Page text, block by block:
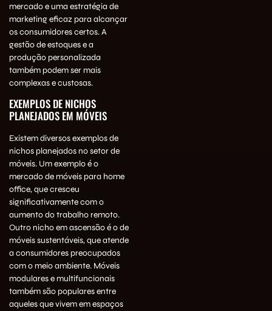
mercado e uma estratégia de
marketing eficaz para alcançar
os consumidores certos. A
gestão de estoques e a
produção personalizada
também podem ser mais
complexas e custosas.
EXEMPLOS DE NICHOS
PLANEJADOS EM MÓVEIS
Existem diversos exemplos de
nichos planejados no setor de
móveis. Um exemplo é o
mercado de móveis para home
office, que cresceu
significativamente com o
aumento do trabalho remoto.
Outro nicho em ascensão é o de
móveis sustentáveis, que atende
a consumidores preocupados
com o meio ambiente. Móveis
modulares e multifuncionais
também são populares entre
aqueles que vivem em espaços